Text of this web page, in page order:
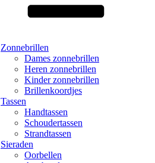
Zonnebrillen
Dames zonnebrillen
Heren zonnebrillen
Kinder zonnebrillen
Brillenkoordjes
Tassen
Handtassen
Schoudertassen
Strandtassen
Sieraden
Oorbellen